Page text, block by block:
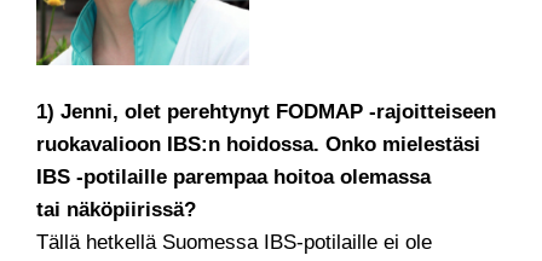
1) Jenni, olet perehtynyt FODMAP -rajoitteiseen
ruokavalioon IBS:n hoidossa. Onko mielestäsi
IBS -potilaille parempaa hoitoa olemassa
tai näköpiirissä?
Tällä hetkellä Suomessa IBS-potilaille ei ole